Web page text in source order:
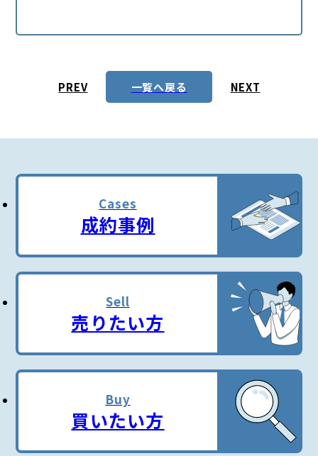
PREV 一覧へ戻る NEXT
Cases
成約事例
Sell
売りたい方
Buy
買いたい方